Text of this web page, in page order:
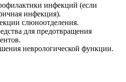
инфекций (если
инфекция).
слюноотделения.
для предотвращения
неврологической функции.